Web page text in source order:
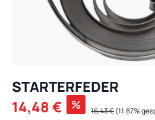
STARTERFEDER
Verkaufspreis:
14,48 € % Regulärer Preis:
16,43 €(11.87%